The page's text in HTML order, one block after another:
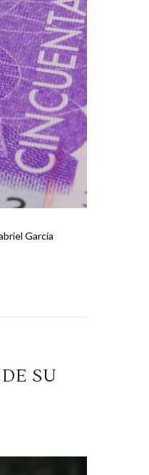
García
SU